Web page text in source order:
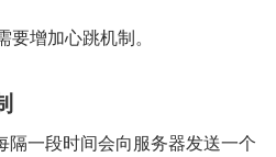
增加心跳机制。
隔一段时间会向服务器发送一个